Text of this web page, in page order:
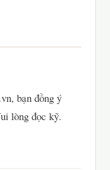
bạn đồng ý
lòng đọc kỹ.